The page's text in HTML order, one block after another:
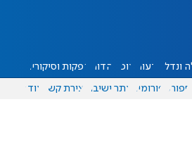
ונדל"ן דעות אוכל יהדות הפקות וסיקורים
ספורט פורומים אתר ישיבה יצירת קשר עוד